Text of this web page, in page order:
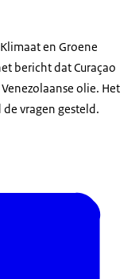
en Groene
bericht dat Curaçao
olie. Het
de vragen gesteld.